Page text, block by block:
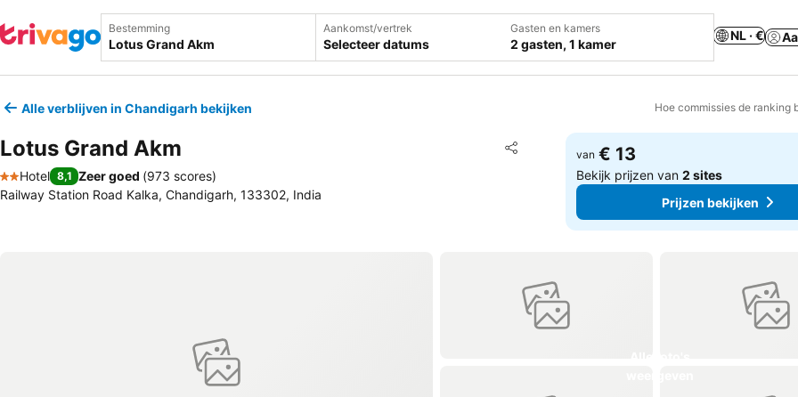
Bestemming Aankomst/vertrek
Selecteer datums
Gasten en kamers
2 gasten, 1 kamer
NL · €
Alle verblijven in Chandigarh bekijken Hoe commissies de ranking
Lotus Grand Akm Delen
Toevoegen aan favorieten
2 Sterren
Hotel 8,1 Zeer goed (973 scores)
Railway Station Road Kalka, Chandigarh, 133302, India
van € 13
Bekijk prijzen van2 sites
Prijzen bekijken